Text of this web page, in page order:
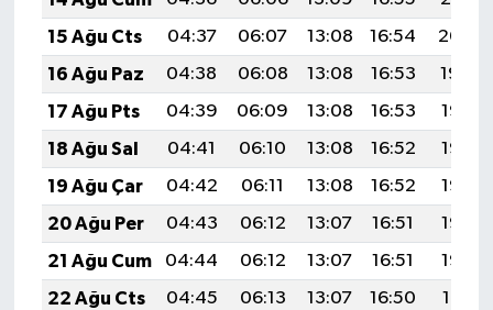
15 Ağu Cts
04:37 06:07 13:08 16:54
20:00
16 Ağu Paz
04:38 06:08 13:08 16:53
19:59
17 Ağu Pts
04:39 06:09 13:08 16:53
19:57
18 Ağu Sal
04:41 06:10 13:08 16:52
19:56
19 Ağu Çar
04:42 06:11 13:08 16:52
19:55
20 Ağu Per
04:43 06:12 13:07 16:51
19:53
21 Ağu Cum
04:44 06:12 13:07 16:51
19:52
22 Ağu Cts
04:45 06:13 13:07 16:50
19:51